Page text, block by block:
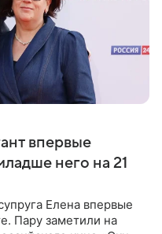
впервые
него на 21
Елена впервые
Пару заметили на